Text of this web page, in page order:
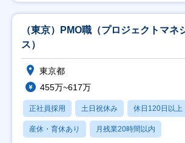
（東京）PMO職（プロジェクトマネ
ス）
東京都
455万~617万
正社員採用 土日祝休み 休日120日以上
産休・育休あり 月残業20時間以内